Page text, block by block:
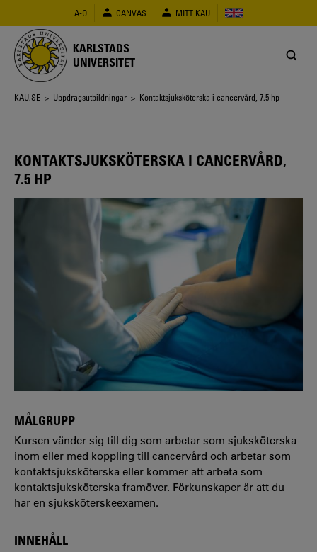
huvudinnehåll
A-Ö CANVAS MITT KAU
KARLSTADS
UNIVERSITET
Länkstig
KAU.SE > Uppdragsutbildningar > Kontaktsjuksköterska i cancervård, 7.5 hp
KONTAKTSJUKSKÖTERSKA I CANCERVÅRD,
7.5 HP
MÅLGRUPP
Kursen vänder sig till dig som arbetar som sjuksköterska
inom eller med koppling till cancervård och arbetar som
kontaktsjukskö­terska eller kommer att arbeta som
kontakt­sjuksköterska framöver. Förkunskaper är att du
har en sjuksköterskeexamen.
INNEHÅLL